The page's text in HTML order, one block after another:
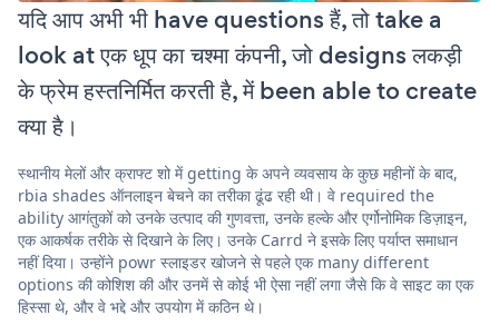
यदि आप अभी भी have questions हैं, तो take a
look at एक धूप का चश्मा कंपनी, जो designs लकड़ी
के फ्रेम हस्तनिर्मित करती है, में been able to create
क्या है।
स्थानीय मेलों और क्राफ्ट शो में getting के अपने व्यवसाय के कुछ महीनों के बाद,
rbia shades ऑनलाइन बेचने का तरीका ढूंढ रही थी। वे required the
ability आगंतुकों को उनके उत्पाद की गुणवत्ता, उनके हल्के और एर्गोनोमिक डिज़ाइन,
एक आकर्षक तरीके से दिखाने के लिए। उनके Carrd ने इसके लिए पर्याप्त समाधान
नहीं दिया। उन्होंने powr स्लाइडर खोजने से पहले एक many different
options की कोशिश की और उनमें से कोई भी ऐसा नहीं लगा जैसे कि वे साइट का एक
हिस्सा थे, और वे भद्दे और उपयोग में कठिन थे।